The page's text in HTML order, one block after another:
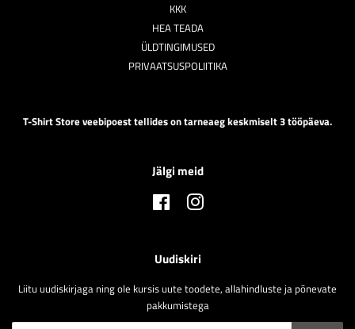
KKK
HEA TEADA
ÜLDTINGIMUSED
PRIVAATSUSPOLIITIKA
T-Shirt Store veebipoest tellides on tarneaeg keskmiselt 3 tööpäeva.
Jälgi meid
FacebookInstagram
Uudiskiri
Liitu uudiskirjaga ning ole kursis uute toodete, allahindluste ja põnevate
pakkumistega